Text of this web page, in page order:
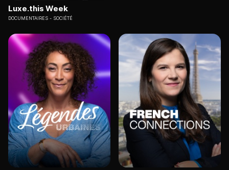
Luxe.this Week
DOCUMENTAIRES SOCIÉTÉ